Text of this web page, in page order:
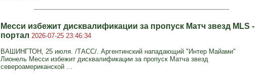
Месси избежит дисквалификации за пропуск Матч звезд MLS -
портал 2026-07-25 23:46:34
ВАШИНГТОН, 25 июля. /ТАСС/. Аргентинский нападающий "Интер Майами"
Лионель Месси избежит дисквалификации за пропуск Матча звезд
североамериканской ...